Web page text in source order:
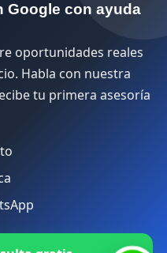
Google con ayuda
oportunidades reales
Habla con nuestra
tu primera asesoría